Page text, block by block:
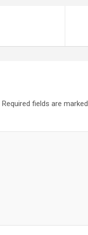
Required fields are marked